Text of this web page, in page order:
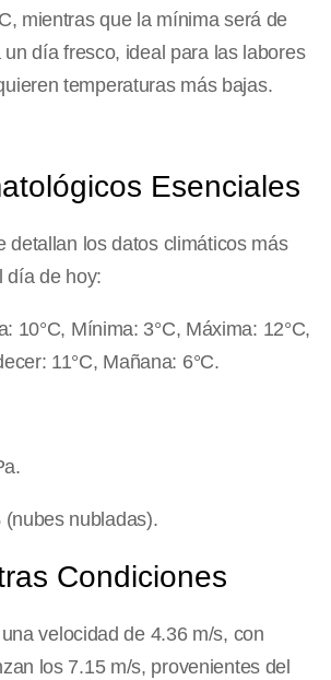
mientras que la mínima será de
un día fresco, ideal para las labores
temperaturas más bajas.
Esenciales
detallan los datos climáticos más
día de hoy:
10°C, Mínima: 3°C, Máxima: 12°C,
11°C, Mañana: 6°C.
(nubes nubladas).
Condiciones
velocidad de 4.36 m/s, con
los 7.15 m/s, provenientes del